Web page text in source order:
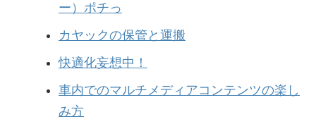
ー）ポチっ
カヤックの保管と運搬
快適化妄想中！
車内でのマルチメディアコンテンツの楽し
み方